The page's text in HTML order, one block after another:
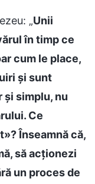
„Unii
în timp ce
cum le place,
și sunt
și simplu, nu
Ce
Înseamnă că,
să acționezi
un proces de